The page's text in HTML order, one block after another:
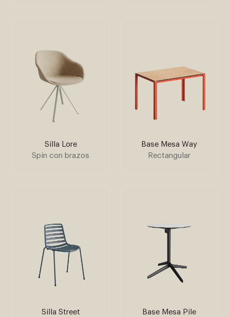
Silla Lore
Spin con brazos
Base Mesa Way
Rectangular
Silla Street
Base Mesa Pile